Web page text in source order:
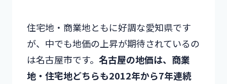
住宅地・商業地ともに好調な愛知県です
が、中でも地価の上昇が期待されているの
は名古屋市です。 名古屋の地価は、商業
地・住宅地どちらも2012年から7年連続